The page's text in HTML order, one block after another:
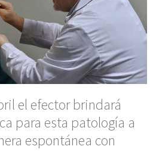
el efector brindará
para esta patología a
espontánea con